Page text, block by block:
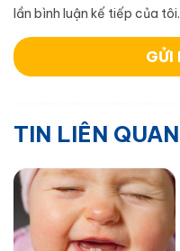
lần bình luận kế tiếp của tôi.
TIN LIÊN QUAN